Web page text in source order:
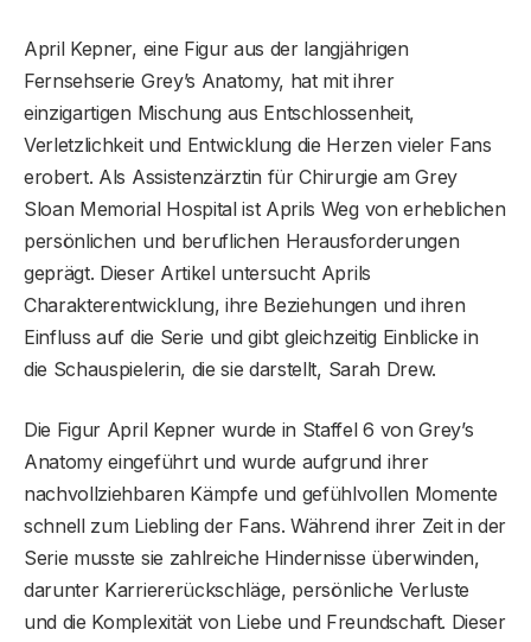
April Kepner, eine Figur aus der langjährigen
Fernsehserie Grey’s Anatomy, hat mit ihrer
einzigartigen Mischung aus Entschlossenheit,
Verletzlichkeit und Entwicklung die Herzen vieler Fans
erobert. Als Assistenzärztin für Chirurgie am Grey
Sloan Memorial Hospital ist Aprils Weg von erheblichen
persönlichen und beruflichen Herausforderungen
geprägt. Dieser Artikel untersucht Aprils
Charakterentwicklung, ihre Beziehungen und ihren
Einfluss auf die Serie und gibt gleichzeitig Einblicke in
die Schauspielerin, die sie darstellt, Sarah Drew.
Die Figur April Kepner wurde in Staffel 6 von Grey’s
Anatomy eingeführt und wurde aufgrund ihrer
nachvollziehbaren Kämpfe und gefühlvollen Momente
schnell zum Liebling der Fans. Während ihrer Zeit in der
Serie musste sie zahlreiche Hindernisse überwinden,
darunter Karriererückschläge, persönliche Verluste
und die Komplexität von Liebe und Freundschaft. Dieser